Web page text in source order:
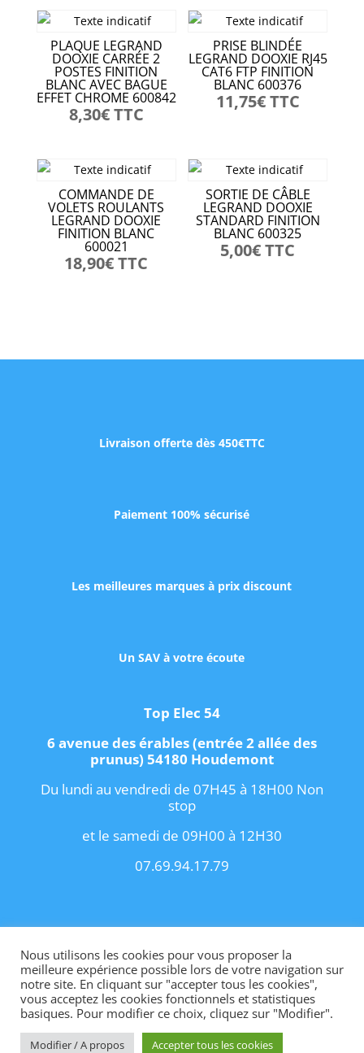
PLAQUE LEGRAND
DOOXIE CARRÉE 2
POSTES FINITION
BLANC AVEC BAGUE
EFFET CHROME 600842
8,30€TTC
PRISE BLINDÉE
LEGRAND DOOXIE RJ45
CAT6 FTP FINITION
BLANC 600376
11,75€TTC
COMMANDE DE
VOLETS ROULANTS
LEGRAND DOOXIE
FINITION BLANC
600021
18,90€TTC
SORTIE DE CÂBLE
LEGRAND DOOXIE
STANDARD FINITION
BLANC 600325
5,00€TTC
Livraison offerte dès 450€TTC
Paiement 100% sécurisé
Les meilleures marques à prix discount
Un SAV à votre écoute
Top Elec 54
6 avenue des érables (entrée 2 allée des
prunus) 54180 Houdemont
Du lundi au vendredi de 07H45 à 18H00 Non
stop
et le samedi de 09H00 à 12H30
07.69.94.17.79
Copyright 2021 IConditions Générales de
VenteIContact
Site internet créé par OhMyConcept.fr
Nous utilisons les cookies pour vous proposer la
meilleure expérience possible lors de votre navigation sur
notre site. En cliquant sur "accepter tous les cookies",
vous acceptez les cookies fonctionnels et statistiques
basiques. Pour modifier ce choix, cliquez sur "Modifier".
Modifier / A propos Accepter tous les cookies